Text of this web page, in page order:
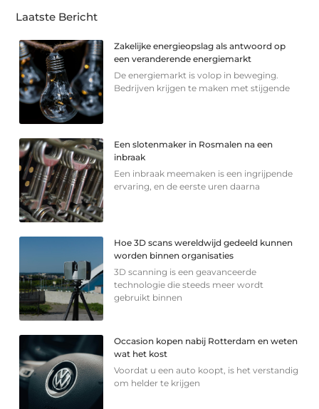
Laatste Bericht
Zakelijke energieopslag als antwoord op
een veranderende energiemarkt
De energiemarkt is volop in beweging.
Bedrijven krijgen te maken met stijgende
Een slotenmaker in Rosmalen na een
inbraak
Een inbraak meemaken is een ingrijpende
ervaring, en de eerste uren daarna
Hoe 3D scans wereldwijd gedeeld kunnen
worden binnen organisaties
3D scanning is een geavanceerde
technologie die steeds meer wordt
gebruikt binnen
Occasion kopen nabij Rotterdam en weten
wat het kost
Voordat u een auto koopt, is het verstandig
om helder te krijgen